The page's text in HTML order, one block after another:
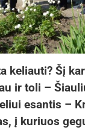
keliauti? Šį
ir toli –
esantis –
į kuriuos